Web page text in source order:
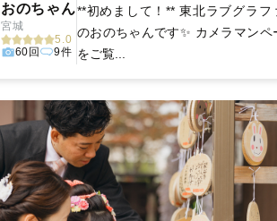
おのちゃん
宮城
5.0
60回
9件
**初めまして！** 東北ラブグラフ
のおのちゃんです✨ カメラマンペ
をご覧...